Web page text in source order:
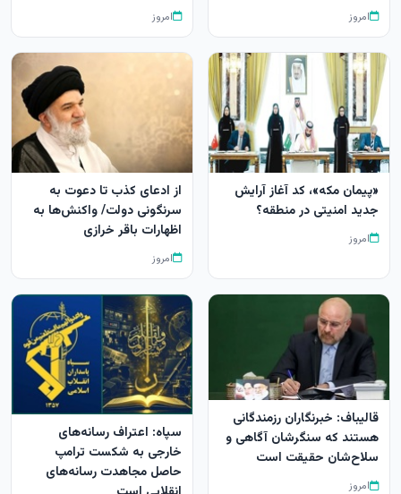
امروز امروز
«پیمان مکه»، کد آغاز آرایش
جدید امنیتی در منطقه؟
امروز
از ادعای کذب تا دعوت به
سرنگونی دولت/ واکنش‌ها به
اظهارات باقر خرازی‌
امروز
قالیباف: خبرنگاران رزمندگانی
هستند که سنگرشان آگاهی و
سلاح‌شان حقیقت است
امروز
سپاه: اعتراف رسانه‌های
خارجی به شکست ترامپ
حاصل مجاهدت رسانه‌های